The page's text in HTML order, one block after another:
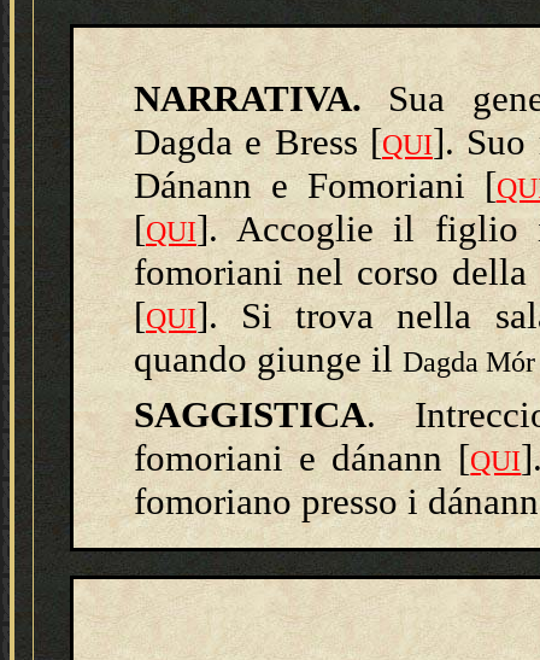
NARRATIVA.
Sua
Dagda e Bress [QUI]. Suo
Dánann e Fomoriani [
[QUI]. Accoglie il figlio
fomoriani nel corso
[QUI]. Si trova nella
quando giunge il Dagda
SAGGISTICA.
fomoriani e dánann [QUI
fomoriano presso i